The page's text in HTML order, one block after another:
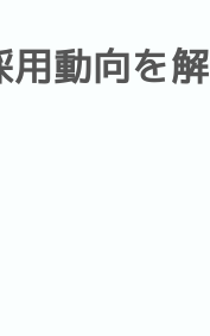
用動向を解